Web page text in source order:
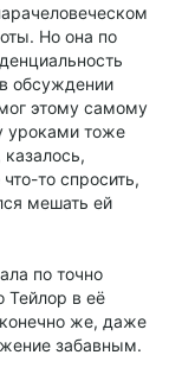
Но она по
обсуждении
этому самому
уроками тоже
то спросить,
мешать ей
по точно
Тейлор в её
же, даже
забавным.